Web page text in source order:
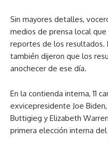
Sin mayores detalles,
medios de prensa local que
reportes de los resultados.
también dijeron que los
anochecer de ese día.
En la contienda interna, 11
exvicepresidente Joe
Buttigieg y Elizabeth
primera elección interna